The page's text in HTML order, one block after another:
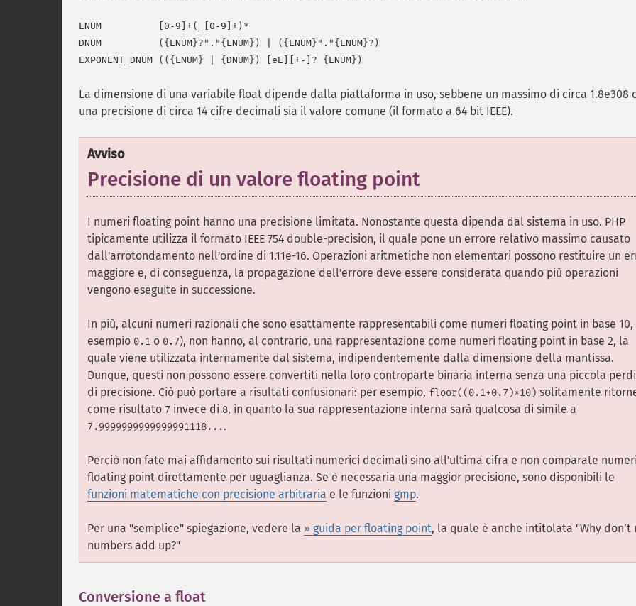
LNUM          [0-9]+(_[0-9]+)*
DNUM          ({LNUM}?"."{LNUM}) | ({LNUM}"."{LNUM}?)
La dimensione di una variabile float dipende dalla piattaforma in uso, sebbene un massimo di circa 1.8e308
una precisione di circa 14 cifre decimali sia il valore comune (il formato a 64 bit IEEE).
Avviso
Precisione di un valore floating point
I numeri floating point hanno una precisione limitata. Nonostante questa dipenda dal sistema in uso. PHP
tipicamente utilizza il formato IEEE 754 double-precision, il quale pone un errore relativo massimo causato
dall'arrotondamento nell'ordine di 1.11e-16. Operazioni aritmetiche non elementari possono restituire un
maggiore e, di conseguenza, la propagazione dell'errore deve essere considerata quando più operazioni
vengono eseguite in successione.
In più, alcuni numeri razionali che sono esattamente rappresentabili come numeri floating point in base 10,
esempio 0.1 o 0.7), non hanno, al contrario, una rappresentazione come numeri floating point in base 2, la
quale viene utilizzata internamente dal sistema, indipendentemente dalla dimensione della mantissa.
Dunque, questi non possono essere convertiti nella loro controparte binaria interna senza una piccola
di precisione. Ciò può portare a risultati confusionari: per esempio, floor((0.1+0.7)*10) solitamente
come risultato 7 invece di 8, in quanto la sua rappresentazione interna sarà qualcosa di simile a
7.9999999999999991118....
Perciò non fate mai affidamento sui risultati numerici decimali sino all'ultima cifra e non comparate
floating point direttamente per uguaglianza. Se è necessaria una maggior precisione, sono disponibili le
funzioni matematiche con precisione arbitraria e le funzioni gmp.
Per una "semplice" spiegazione, vedere la » guida per floating point, la quale è anche intitolata "Why don’t
numbers add up?"
Conversione a float